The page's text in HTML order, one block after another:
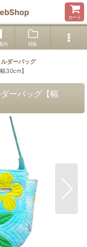
カート
内 特集
ルダーバッグ
30cm】
ーバッグ【幅